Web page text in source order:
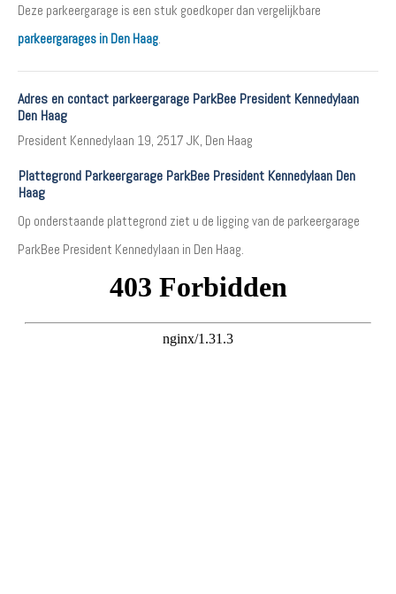
Deze parkeergarage is een stuk goedkoper dan vergelijkbare
parkeergarages in Den Haag
Adres en contact parkeergarage ParkBee President Kennedylaan
Den Haag
President Kennedylaan 19, 2517 JK, Den Haag
Plattegrond Parkeergarage ParkBee President Kennedylaan Den
Haag
Op onderstaande plattegrond ziet u de ligging van de parkeergarage
ParkBee President Kennedylaan in Den Haag.